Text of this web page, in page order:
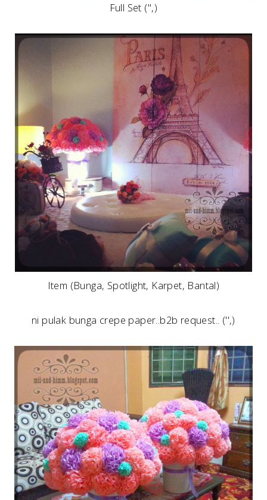
Full Set ('',)
Item (Bunga, Spotlight, Karpet, Bantal)
ni pulak bunga crepe paper..b2b request.. ('',)